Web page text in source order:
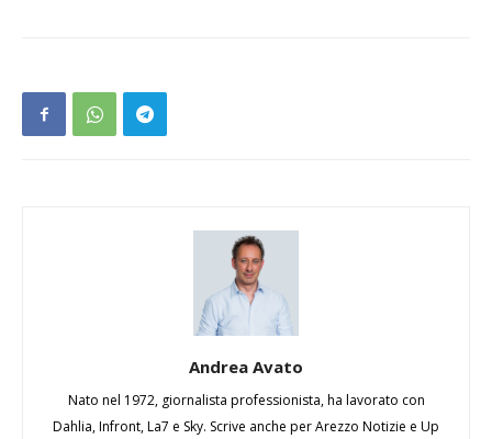
Andrea Avato
Nato nel 1972, giornalista professionista, ha lavorato con
Dahlia, Infront, La7 e Sky. Scrive anche per Arezzo Notizie e Up